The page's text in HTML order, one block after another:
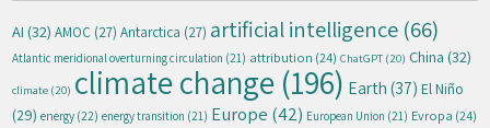
AI (32) AMOC (27) Antarctica (27) artificial intelligence (66)
Atlantic meridional overturning circulation (21) attribution (24) ChatGPT (20) China (32)
climate (20) climate change (196) Earth (37) El Niño
(29) energy (22) energy transition (21) Europe (42) European Union (21) Evropa (24)